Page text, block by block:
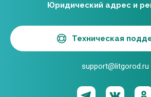
Юридический адрес и
Техническая
support@litgorod.ru